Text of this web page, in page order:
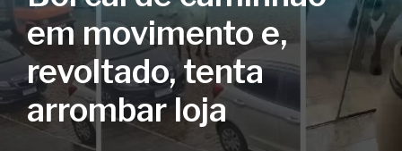
em movimento e,
revoltado, tenta
arrombar loja